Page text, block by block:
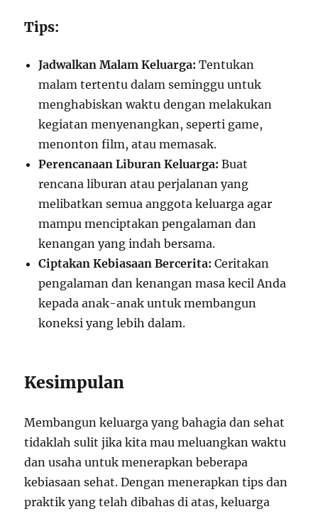
Tips:
Jadwalkan Malam Keluarga: Tentukan
malam tertentu dalam seminggu untuk
menghabiskan waktu dengan melakukan
kegiatan menyenangkan, seperti game,
menonton film, atau memasak.
Perencanaan Liburan Keluarga: Buat
rencana liburan atau perjalanan yang
melibatkan semua anggota keluarga agar
mampu menciptakan pengalaman dan
kenangan yang indah bersama.
Ciptakan Kebiasaan Bercerita: Ceritakan
pengalaman dan kenangan masa kecil Anda
kepada anak-anak untuk membangun
koneksi yang lebih dalam.
Kesimpulan
Membangun keluarga yang bahagia dan sehat
tidaklah sulit jika kita mau meluangkan waktu
dan usaha untuk menerapkan beberapa
kebiasaan sehat. Dengan menerapkan tips dan
praktik yang telah dibahas di atas, keluarga